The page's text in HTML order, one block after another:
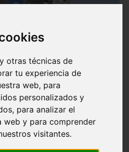
otras técnicas de
tu experiencia de
web, para
personalizados y
para analizar el
web y para comprender
visitantes.
Horarios y Tarifas 2024 》
el mercado español: